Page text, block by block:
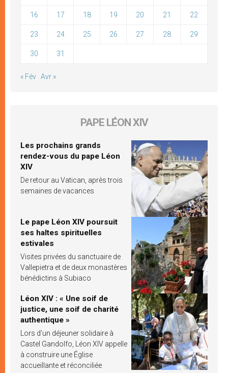
16 17 18 19 20 21 22
23 24 25 26 27 28 29
30 31
« Fév Avr »
PAPE LÉON XIV
Les prochains grands
rendez-vous du pape Léon
XIV
De retour au Vatican, après trois
semaines de vacances
Le pape Léon XIV poursuit
ses haltes spirituelles
estivales
Visites privées du sanctuaire de
Vallepietra et de deux monastères
bénédictins à Subiaco
Léon XIV : « Une soif de
justice, une soif de charité
authentique »
Lors d’un déjeuner solidaire à
Castel Gandolfo, Léon XIV appelle
à construire une Église
accueillante et réconciliée